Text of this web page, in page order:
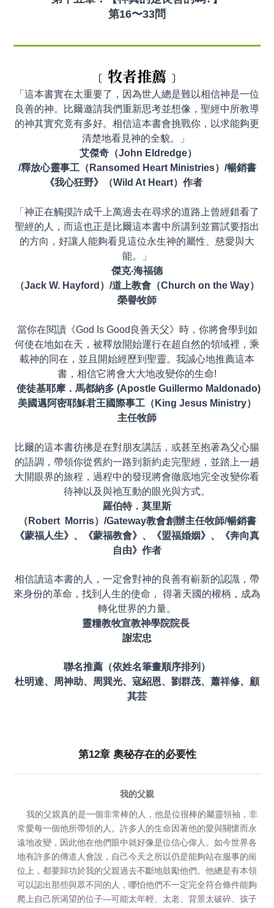
第16〜33問
﹝牧者推薦﹞
「這本書實在太重要了，因為世人總是難以相信神是一位
良善的神。比爾邀請我們重新思考並想像，聖經中所教導
的神其實究竟有多好。相信這本書會挑戰你，以求能夠更
清楚地看見神的全貌。」
艾傑奇（John Eldredge）
/釋放心靈事工（Ransomed Heart Ministries）/暢銷書
《我心狂野》（Wild At Heart）作者
「神正在觸摸許成千上萬過去在尋求的道路上曾經錯看了
聖經的人，而這也正是比爾這本書中所講到並嘗試要指出
的方向，好讓人能夠看見這位永生神的屬性、慈愛與大
能。」
傑克‧海福德
（Jack W. Hayford）/道上教會（Church on the Way）
榮譽牧師
當你在閱讀《God Is Good良善天父》時，你將會學到如
何使在地如在天，被釋放開始運行在超自然的領域裡，乘
載神的同在，並且開始經歷到聖靈。我誠心地推薦這本
書，相信它將會大大地改變你的生命!
使徒基耶摩．馬都納多(Apostle Guillermo Maldonado)
美國邁阿密耶穌君王國際事工（King Jesus Ministry）
主任牧師
比爾的這本書彷彿是在對朋友講話，或甚至抱著為父心腸
的語調，帶領你從舊約一路到新約走完聖經，並踏上一趟
大開眼界的旅程，過程中的發現將會徹底地完全改變你看
待神以及與祂互動的眼光與方式。
羅伯特．莫里斯
（Robert Morris）/Gateway教會創辦主任牧師/暢銷書
《蒙福人生》、《蒙福教會》、《盟福婚姻》、《奔向真
自由》作者
相信讀這本書的人，一定會對神的良善有嶄新的認識，帶
來身份的革命，找到人生的使命， 得著天國的權柄，成為
轉化世界的力量。
靈糧教牧宣教神學院院長
謝宏忠
聯名推薦（依姓名筆畫順序排列）
杜明達、周神助、周巽光、寇紹恩、劉群茂、蕭祥修、顧
其芸
第12章 奧秘存在的必要性
我的父親
我的父親真的是一個非常棒的人，他是位很棒的屬靈領袖，非
常愛每一個他所帶領的人。許多人的生命因著他的愛與關懷而永
遠地改變，因此他在他們眼中就好像是位信心偉人。如今世界各
地有許多的傳道人會說，自己今天之所以仍是能夠站在服事的崗
位上，都要歸功於我的父親過去不斷地鼓勵他們。他總是有本領
可以認出那些與眾不同的人，哪怕他們不一定完全符合條件能夠
爬上自己所渴望的位子—可能太年輕、太老、背景太破碎、孩子